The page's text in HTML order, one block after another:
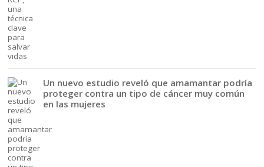
Un nuevo estudio reveló que amamantar podría
proteger contra un tipo de cáncer muy común
en las mujeres